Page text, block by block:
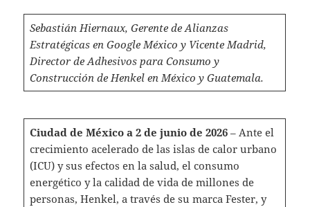
Sebastián Hiernaux, Gerente de Alianzas
Estratégicas en Google México y Vicente Madrid,
Director de Adhesivos para Consumo y
Construcción de Henkel en México y Guatemala.
Ciudad de México a 2 de junio de 2026– Ante el
crecimiento acelerado de las islas de calor urbano
(ICU) y sus efectos en la salud, el consumo
energético y la calidad de vida de millones de
personas, Henkel, a través de su marca Fester, y